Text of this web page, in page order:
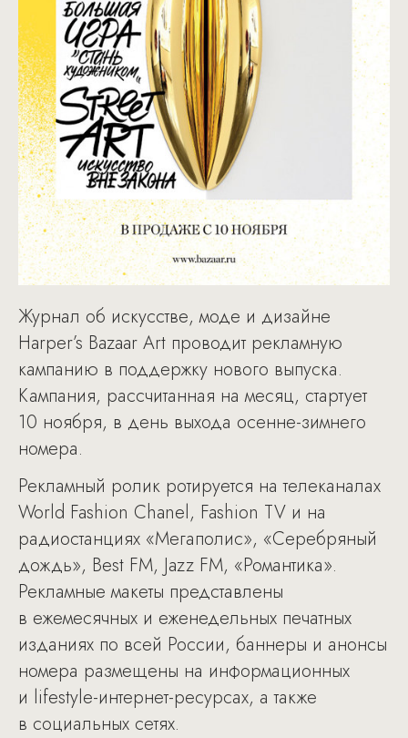
Журнал об искусстве, моде и дизайне
Harper’s Bazaar Art проводит рекламную
кампанию в поддержку нового выпуска.
Кампания, рассчитанная на месяц, стартует
10 ноября, в день выхода осенне-зимнего
номера.
Рекламный ролик ротируется на телеканалах
World Fashion Chanel, Fashion TV и на
радиостанциях «Мегаполис», «Серебряный
дождь», Best FM, Jazz FM, «Романтика».
Рекламные макеты представлены
в ежемесячных и еженедельных печатных
изданиях по всей России, баннеры и анонсы
номера размещены на информационных
и lifestyle-интернет-ресурсах, а также
в социальных сетях.